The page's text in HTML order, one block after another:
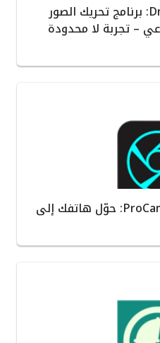
مراجعة تطبيق DreamFace: برنامج تحريك الصور
– تجربة لا محدودة
مراجعة تطبيق ProCam X – Lite: حوّل هاتفك إلى